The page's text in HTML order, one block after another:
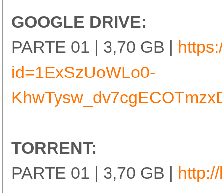
GOOGLE DRIVE:
PARTE 01 | 3,70 GB |
id=1ExSzUoWLo0-
TORRENT:
PARTE 01 | 3,70 GB |